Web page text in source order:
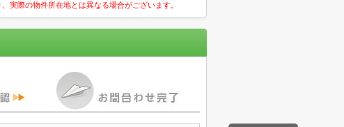
実際の物件所在地とは異なる場合がございます。